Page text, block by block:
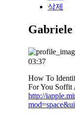
삭제
03:37
How To
For You Soffit
http://